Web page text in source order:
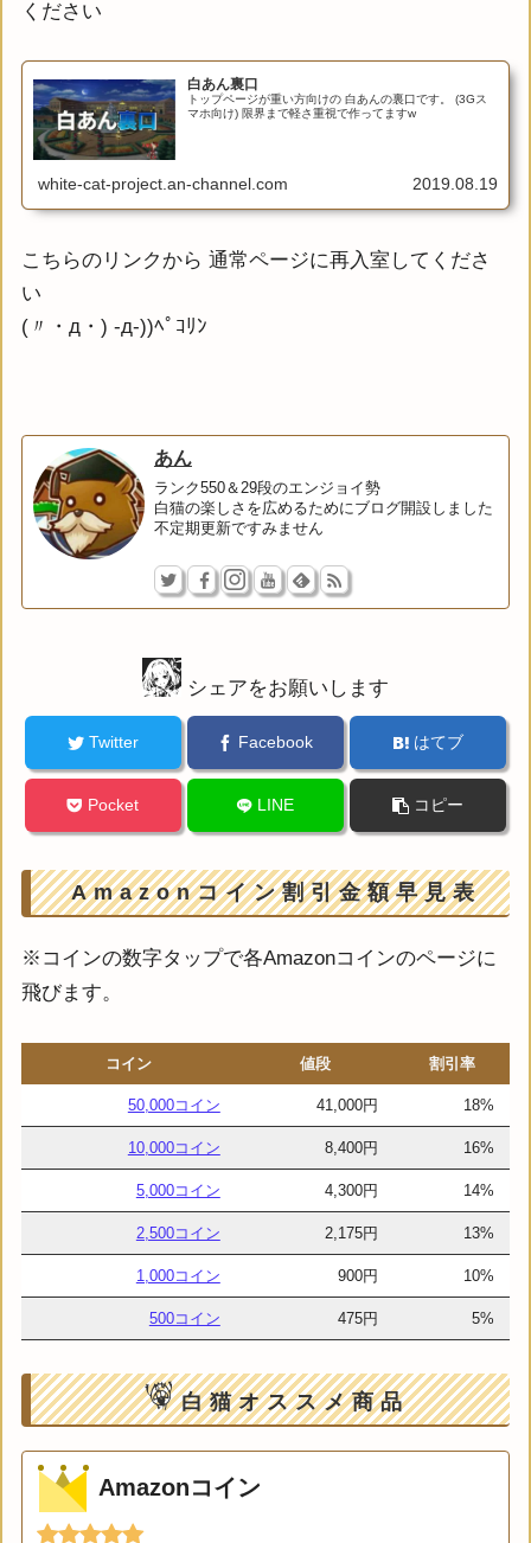
ください
白あん裏口
トップページが重い方向けの 白あんの裏口です。 (3Gス
マホ向け) 限界まで軽さ重視で作ってますw
white-cat-project.an-channel.com 2019.08.19
こちらのリンクから 通常ページに再入室してくださ
い
(〃・д・) -д-))ﾍﾟｺﾘﾝ
あん
ランク550＆29段のエンジョイ勢
白猫の楽しさを広めるためにブログ開設しました
不定期更新ですみません
シェアをお願いします
Twitter Facebook はてブ
Pocket LINE コピー
Amazonコイン割引金額早見表
※コインの数字タップで各Amazonコインのページに
飛びます。
コイン 値段 割引率
50,000コイン 41,000円 18%
10,000コイン 8,400円 16%
5,000コイン 4,300円 14%
2,500コイン 2,175円 13%
1,000コイン 900円 10%
500コイン 475円 5%
白猫オススメ商品
Amazonコイン